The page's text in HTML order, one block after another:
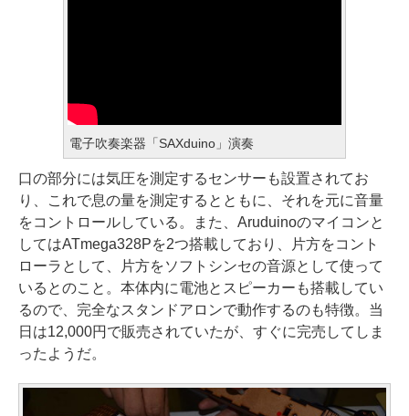
電子吹奏楽器「SAXduino」演奏
口の部分には気圧を測定するセンサーも設置されてお
り、これで息の量を測定するとともに、それを元に音量
をコントロールしている。また、Aruduinoのマイコンと
してはATmega328Pを2つ搭載しており、片方をコント
ローラとして、片方をソフトシンセの音源として使って
いるとのこと。本体内に電池とスピーカーも搭載してい
るので、完全なスタンドアロンで動作するのも特徴。当
日は12,000円で販売されていたが、すぐに完売してしま
ったようだ。